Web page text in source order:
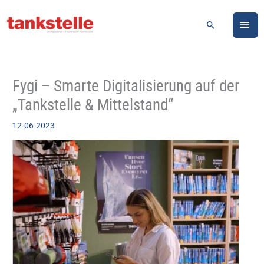
Inhalt
Suchen
Fygi – Smarte Digitalisierung auf der
„Tankstelle & Mittelstand“
12-06-2023